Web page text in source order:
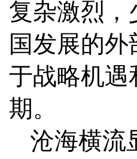
复杂激烈，
国发展的
于战略机遇
期。
沧海横流